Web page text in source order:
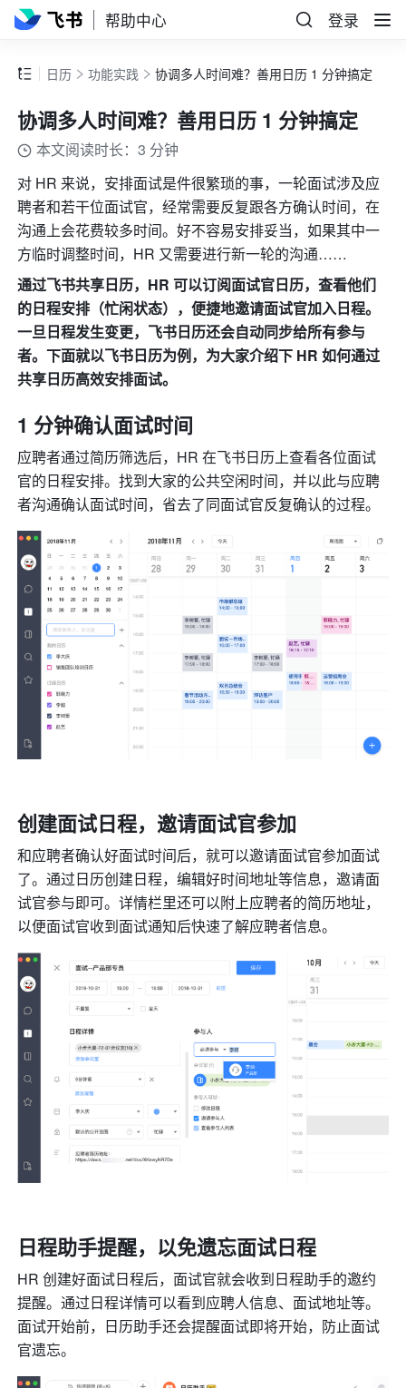
帮助中心 登录
日历 功能实践 协调多人时间难？善用日历 1 分钟搞定
协调多人时间难？善用日历 1 分钟搞定
本文阅读时长：3 分钟
对 HR 来说，安排面试是件很繁琐的事，一轮面试涉及应
聘者和若干位面试官，经常需要反复跟各方确认时间，在
沟通上会花费较多时间。好不容易安排妥当，如果其中一
方临时调整时间，HR 又需要进行新一轮的沟通……
通过飞书共享日历，HR 可以订阅面试官日历，查看他们
的日程安排（忙闲状态），便捷地邀请面试官加入日程。
一旦日程发生变更，飞书日历还会自动同步给所有参与
者。下面就以飞书日历为例，为大家介绍下 HR 如何通过
共享日历高效安排面试。
1 分钟确认面试时间
应聘者通过简历筛选后，HR 在飞书日历上查看各位面试
官的日程安排。找到大家的公共空闲时间，并以此与应聘
者沟通确认面试时间，省去了同面试官反复确认的过程。
创建面试日程，邀请面试官参加
和应聘者确认好面试时间后，就可以邀请面试官参加面试
了。通过日历创建日程，编辑好时间地址等信息，邀请面
试官参与即可。详情栏里还可以附上应聘者的简历地址，
以便面试官收到面试通知后快速了解应聘者信息。
日程助手提醒，以免遗忘面试日程
HR 创建好面试日程后，面试官就会收到日程助手的邀约
提醒。通过日程详情可以看到应聘人信息、面试地址等。
面试开始前，日历助手还会提醒面试即将开始，防止面试
官遗忘。